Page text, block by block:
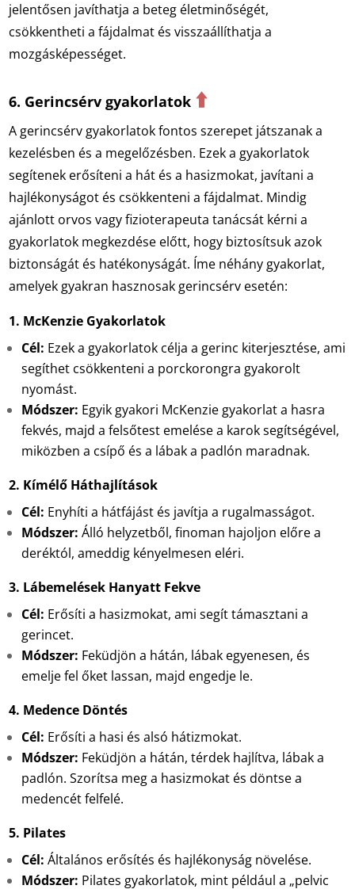
jelentősen javíthatja a beteg életminőségét,
csökkentheti a fájdalmat és visszaállíthatja a
mozgásképességet.
6. Gerincsérv gyakorlatok ⬆️
A gerincsérv gyakorlatok fontos szerepet játszanak a
kezelésben és a megelőzésben. Ezek a gyakorlatok
segítenek erősíteni a hát és a hasizmokat, javítani a
hajlékonyságot és csökkenteni a fájdalmat. Mindig
ajánlott orvos vagy fizioterapeuta tanácsát kérni a
gyakorlatok megkezdése előtt, hogy biztosítsuk azok
biztonságát és hatékonyságát. Íme néhány gyakorlat,
amelyek gyakran hasznosak gerincsérv esetén:
1. McKenzie Gyakorlatok
Cél: Ezek a gyakorlatok célja a gerinc kiterjesztése, ami
segíthet csökkenteni a porckorongra gyakorolt
nyomást.
Módszer: Egyik gyakori McKenzie gyakorlat a hasra
fekvés, majd a felsőtest emelése a karok segítségével,
miközben a csípő és a lábak a padlón maradnak.
2. Kímélő Háthajlítások
Cél: Enyhíti a hátfájást és javítja a rugalmasságot.
Módszer: Álló helyzetből, finoman hajoljon előre a
deréktól, ameddig kényelmesen eléri.
3. Lábemelések Hanyatt Fekve
Cél: Erősíti a hasizmokat, ami segít támasztani a
gerincet.
Módszer: Feküdjön a hátán, lábak egyenesen, és
emelje fel őket lassan, majd engedje le.
4. Medence Döntés
Cél: Erősíti a hasi és alsó hátizmokat.
Módszer: Feküdjön a hátán, térdek hajlítva, lábak a
padlón. Szorítsa meg a hasizmokat és döntse a
medencét felfelé.
5. Pilates
Cél: Általános erősítés és hajlékonyság növelése.
Módszer: Pilates gyakorlatok, mint például a „pelvic